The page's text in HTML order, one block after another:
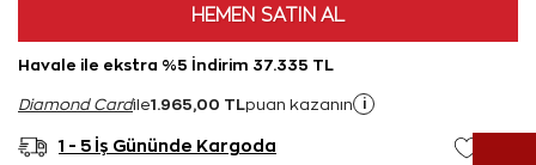
HEMEN SATIN AL
Havale ile ekstra %5 İndirim 37.335 TL
Diamond Cardile1.965,00 TL puan kazanın i
1 - 5 İş Gününde Kargoda